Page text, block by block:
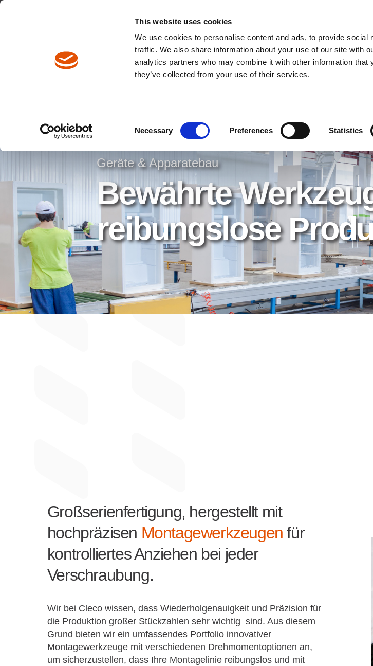
This website uses cookies
We use cookies to personalise content and ads, to provide social
traffic. We also share information about your use of our site with
analytics partners who may combine it with other information that
they’ve collected from your use of their services.
Necessary Preferences Statistics
PRODUKTE
Geräte & Apparatebau
Geräte & Apparatebau
Bewährte
reibungslose
Großserienfertigung, hergestellt mit
hochpräzisen Montagewerkzeugen für
kontrolliertes Anziehen bei jeder
Verschraubung.
Wir bei Cleco wissen, dass Wiederholgenauigkeit und Präzision für
die Produktion großer Stückzahlen sehr wichtig sind. Aus diesem
Grund bieten wir ein umfassendes Portfolio innovativer
Montagewerkzeuge mit verschiedenen Drehmomentoptionen an,
um sicherzustellen, dass Ihre Montagelinie reibungslos und mit